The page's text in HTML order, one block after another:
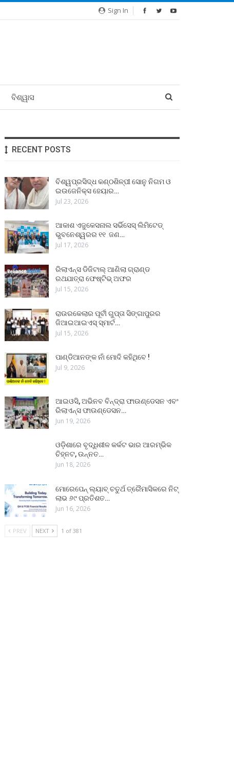
Sign In
ବିଶ୍ୱାସ
RECENT POSTS
ବିଶ୍ୱପ୍ରସିଦ୍ଧ କଣ୍ଠଶିଳ୍ପୀ ସୋନୁ ନିଗମ ଓ
ଇଉଜେନିକ୍ସ ହେୟାର…
Jul 23, 2026
ଆକାଶ ଏଜୁକେସନାଲ ସର୍ଭିସେସ୍ ଲିମିଟେଡ୍
ଭୁବନେଶ୍ୱରର ୧୧ ଜଣ…
Jul 17, 2026
ରିଲାଏନ୍ସ ଡିଜିଟାଲ୍ ଆଣିଲା ଗ୍ରାଣ୍ଡ
ରଥଯାତ୍ରା ଫେଷ୍ଟିଭ୍ ଅଫର
Jul 15, 2026
ରାଉରକେଲାର ପୂର୍ବୀ ଗୁପ୍ତା ସିଙ୍ଗାପୁରର
ଜିଆଇଆଇଏସ୍ ସ୍ମାର୍ଟ…
Jul 15, 2026
ପାଣ୍ଡିଆନଙ୍କ ନାଁ ମୋଦି କହିଥିବେ !
Jul 9, 2026
ଆଇଓସି, ଅଭିନବ ବିନ୍ଦ୍ରା ଫାଉଣ୍ଡେସନ ଏବଂ
ରିଲାଏନ୍ସ ଫାଉଣ୍ଡେସନ…
Jun 19, 2026
ଓଡ଼ିଶାରେ ବୃଦ୍ଧିଶୀଳ କର୍କଟ ଭାର ଆରମ୍ଭିକ
ଚିହ୍ନଟ, ଉନ୍ନତ…
Jun 18, 2026
ମୋରେପେନ୍ ଲ୍ୟାବ୍ ଚତୁର୍ଥ ତ୍ରୈମାସିକରେ ନିଟ୍
ଲାଭ ୬୯ ପ୍ରତିଶତ…
Jun 16, 2026
PREV NEXT 1 of 381